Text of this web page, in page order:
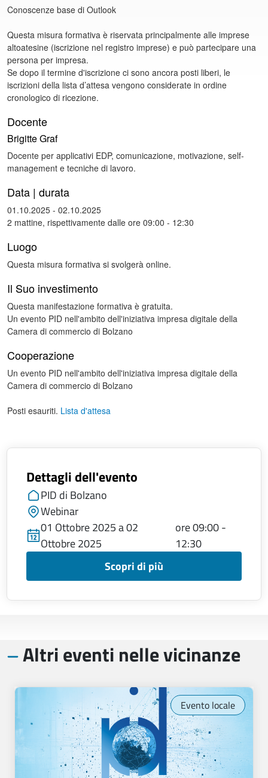
Conoscenze base di Outlook
Questa misura formativa è riservata principalmente alle imprese
altoatesine (iscrizione nel registro imprese) e può partecipare una
persona per impresa.
Se dopo il termine d'iscrizione ci sono ancora posti liberi, le
iscrizioni della lista d’attesa vengono considerate in ordine
cronologico di ricezione.
Docente
Brigitte Graf
Docente per applicativi EDP, comunicazione, motivazione, self-
management e tecniche di lavoro.
Data | durata
01.10.2025 - 02.10.2025
2 mattine, rispettivamente dalle ore 09:00 - 12:30
Luogo
Questa misura formativa si svolgerà online.
Il Suo investimento
Questa manifestazione formativa è gratuita.
Un evento PID nell'ambito dell'iniziativa impresa digitale della
Camera di commercio di Bolzano
Cooperazione
Un evento PID nell'ambito dell'iniziativa impresa digitale della
Camera di commercio di Bolzano
Posti esauriti. Lista d'attesa
Dettagli dell'evento
PID di Bolzano
Webinar
01 Ottobre 2025 a 02
Ottobre 2025
ore 09:00 -
12:30
Scopri di più
Altri eventi nelle vicinanze
Evento locale